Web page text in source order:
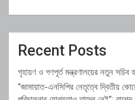
Recent Posts
গৃহায়ণ ও গণপূর্ত মন্ত্রণালয়ের নতুন সচিব
“জামায়াত-এনসিপির নেতৃত্বে দ্বিতীয়